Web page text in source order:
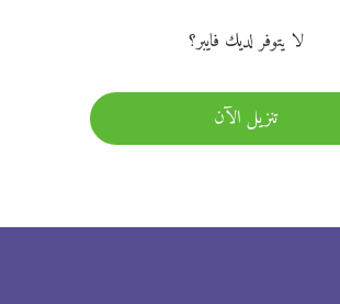
لا يتوفر لديك فايبر؟
تنزيل الآن